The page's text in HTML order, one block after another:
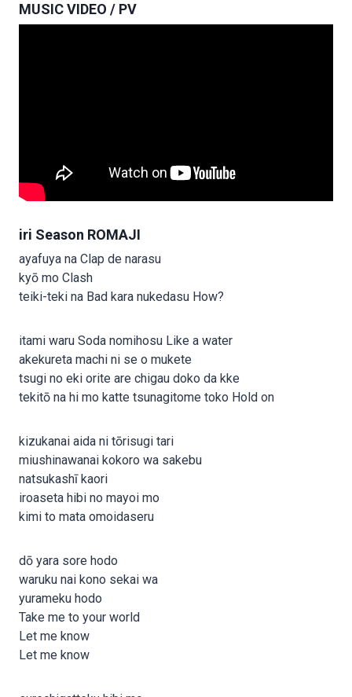
MUSIC VIDEO / PV
iri Season ROMAJI
ayafuya na Clap de narasu
kyō mo Clash
teiki-teki na Bad kara nukedasu How?
itami waru Soda nomihosu Like a water
akekureta machi ni se o mukete
tsugi no eki orite are chigau doko da kke
tekitō na hi mo katte tsunagitome toko Hold on
kizukanai aida ni tōrisugi tari
miushinawanai kokoro wa sakebu
natsukashī kaori
iroaseta hibi no mayoi mo
kimi to mata omoidaseru
dō yara sore hodo
waruku nai kono sekai wa
yurameku hodo
Take me to your world
Let me know
Let me know